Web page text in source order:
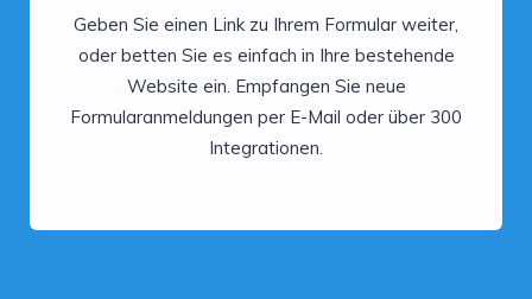
Geben Sie einen Link zu Ihrem Formular weiter,
oder betten Sie es einfach in Ihre bestehende
Website ein. Empfangen Sie neue
Formularanmeldungen per E-Mail oder über 300
Integrationen.